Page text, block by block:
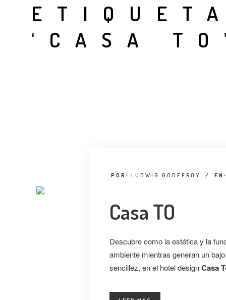
‘CASA
POR: LUDWIG GODEFROY / EN:
Casa TO
Descubre como la estética y la
ambiente mientras generan un
sencillez, en el hotel designCasa